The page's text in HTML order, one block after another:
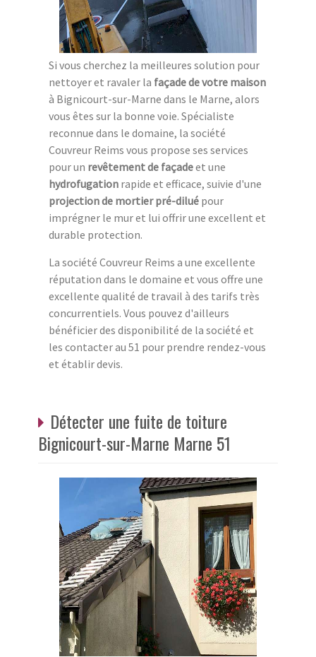
Si vous cherchez la meilleures solution pour
nettoyer et ravaler la façade de votre maison
à Bignicourt-sur-Marne dans le Marne, alors
vous êtes sur la bonne voie. Spécialiste
reconnue dans le domaine, la société
Couvreur Reims vous propose ses services
pour un revêtement de façadeet une
hydrofugation rapide et efficace, suivie d'une
projection de mortier pré-dilué pour
imprégner le mur et lui offrir une excellent et
durable protection.
La société Couvreur Reims a une excellente
réputation dans le domaine et vous offre une
excellente qualité de travail à des tarifs très
concurrentiels. Vous pouvez d'ailleurs
bénéficier des disponibilité de la société et
les contacter au 51 pour prendre rendez-vous
et établir devis.
Détecter une fuite de toiture
Bignicourt-sur-Marne Marne 51